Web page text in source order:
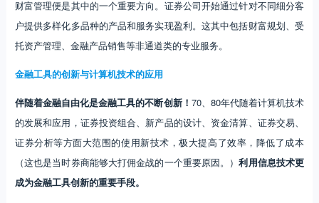
的发展和应用，证券投资组合、新产品的设计、资金清算、证券交易、
证券分析等方面大范围的使用新技术，极大提高了效率，降低了成本
（这也是当时券商能够大打佣金战的一个重要原因。）
新的发展，使得为金融风险和复杂产品的定价成为可能，带动证券衍生
品相关业务缓缓起步，金融工具大肆创新成了财富管理行业能快速发展
的一个重要原因。
当时的客观环境使得金融机构需要利用金融工具创新来规避风险，并与